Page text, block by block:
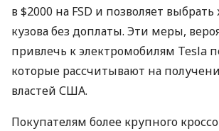
в $2000 на FSD и позволяет
кузова без доплаты. Эти меры,
привлечь к электромобилям Tesla
которые рассчитывают на
властей США.
Покупателям более крупного